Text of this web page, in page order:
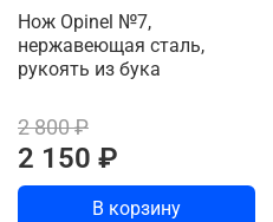
Нож Opinel №7,
нержавеющая сталь,
рукоять из бука
2 800 ₽
2 150 ₽
В корзину